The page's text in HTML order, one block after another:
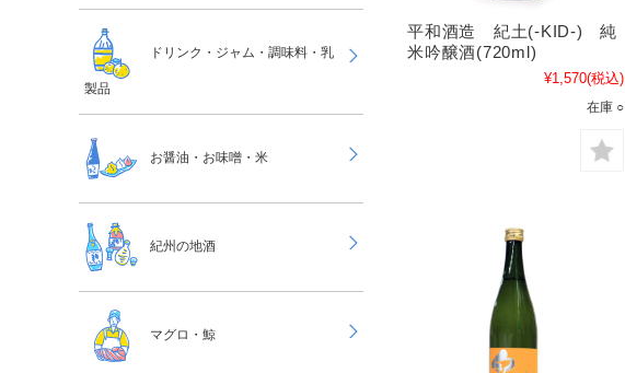
平和酒造 紀土(-KID-) 純
米吟醸酒(720ml)
¥1,570(税込)
在庫 ○
ドリンク・ジャム・調味料・乳
製品
お醤油・お味噌・米
紀州の地酒
マグロ・鯨